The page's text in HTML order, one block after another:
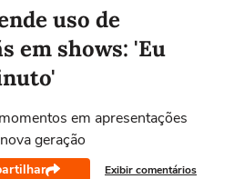
uso de
em shows: 'Eu
em apresentações
geração
Exibir comentários